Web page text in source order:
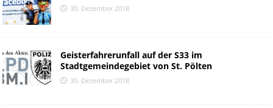
30. Dezember 2018
Geisterfahrerunfall auf der S33 im
Stadtgemeindegebiet von St. Pölten
30. Dezember 2018